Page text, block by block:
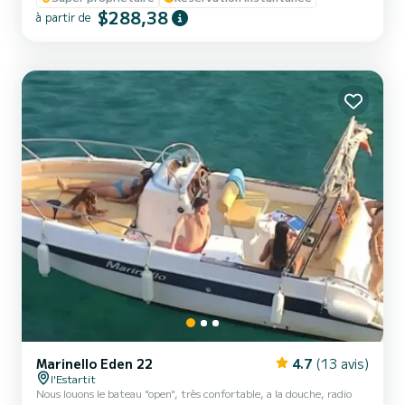
explorer, avec ou sans skipper, les eaux cristallines et les criques
vierges du sud-ouest de Majorque. Carburant non inclus Caution
à partir de $288,38
Marinello Eden 22 4.7 (13 avis)
l'Estartit
Nous louons le bateau "open", très confortable, a la douche, radio